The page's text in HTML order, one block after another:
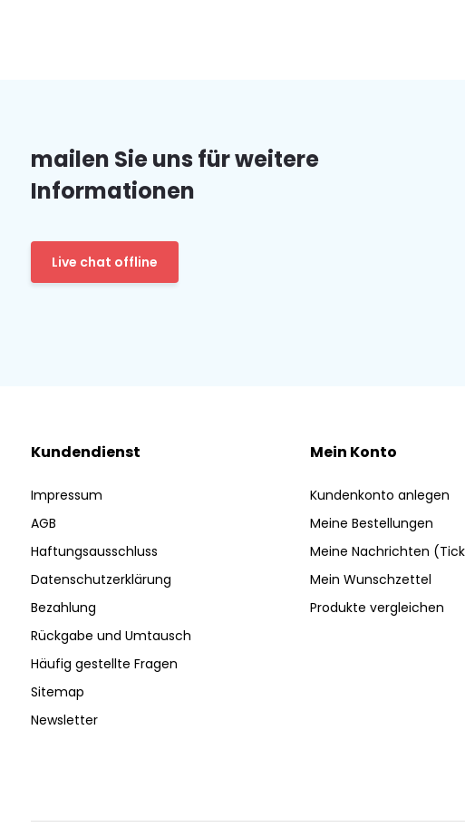
mailen Sie uns für weitere
Informationen
Live chat offline
Kundendienst
Impressum
AGB
Haftungsausschluss
Datenschutzerklärung
Bezahlung
Rückgabe und Umtausch
Häufig gestellte Fragen
Sitemap
Newsletter
Mein Konto
Kundenkonto anlegen
Meine Bestellungen
Meine Nachrichten
Mein Wunschzettel
Produkte vergleichen